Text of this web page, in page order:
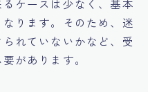
ケースは少なく、基本
ります。そのため、迷
れていないかなど、受
があります。